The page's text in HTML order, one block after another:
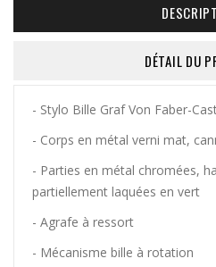
DÉTAIL DU
- Stylo Bille Graf Von Faber-
- Corps en métal verni mat,
- Parties en métal chromées,
partiellement laquées en vert
- Agrafe à ressort
- Mécanisme bille à rotation